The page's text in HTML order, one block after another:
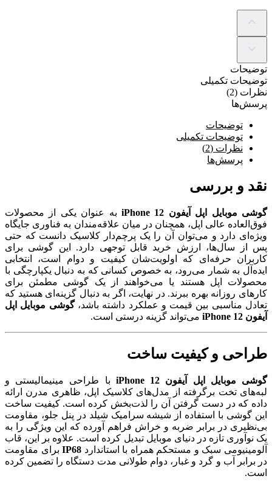
توضیحات
توضیحات تکمیلی
نظرات (2)
پرسش‌ها
توضیحات
توضیحات تکمیلی
نظرات (2)
پرسش‌ها
نقد و بررسی
گوشی موبایل اپل آیفون iPhone 12
به عنوان یکی از محصولات
فوق‌العاده عالی اپل، همچنان در میان علاقه‌مندان به فناوری جایگاه
ویژه‌ای دارد و می‌توان آن را یک پرچم‌دار کلاسیک دانست که حتی
پس از سال‌ها، ارزش خرید قابل توجهی دارد. این گوشی برای
کاربران حرفه‌ای که اولویت‌شان کیفیت و دوام است، انتخابی
ایده‌آل به شمار می‌رود، به خصوص کسانی که به دنبال یکپارچگی با
محصولات اپل هستند یا می‌خواهند از یک گوشی مطمئن برای
کارهای روزانه بهره ببرند. در نهایت، اگر به دنبال گزینه‌ای هستید که
تعادل مناسبی بین قیمت و عملکرد داشته باشد،گوشی موبایل اپل
آیفون iPhone 12
می‌تواند گزینه درستی است.
طراحی و کیفیت ساخت
گوشی موبایل اپل آیفون iPhone 12
با طراحی مینیمالیستی و
لبه‌های تخت بر‌گرفته از مدل‌های کلاسیک اپل، ظاهری مدرن ارائه
داده که در دست گرفتن آن را لذت‌بخش کرده است. کیفیت ساخت
این گوشی با استفاده از شیشه سرامیک شیلد در پنل جلو، مقاومت
بی‌نظیری در برابر ضربه و خراش فراهم آورده که این ویژگی را به
یک نوآوری تازه در دنیای موبایل تبدیل کرده است. علاوه بر این، قاب
آلومینیومی سبک و مستحکم همراه با استاندارد IP68برای مقاومت
در برابر آب و گرد و غبار، دوام طولانی ‌مدت دستگاه را تضمین کرده
است.